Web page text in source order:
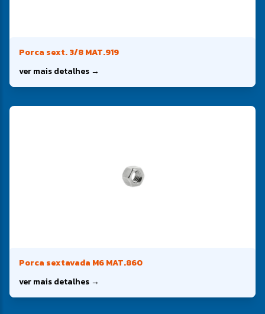
Porca sext. 3/8 MAT.919
ver mais detalhes →
Porca sextavada M6 MAT.860
ver mais detalhes →